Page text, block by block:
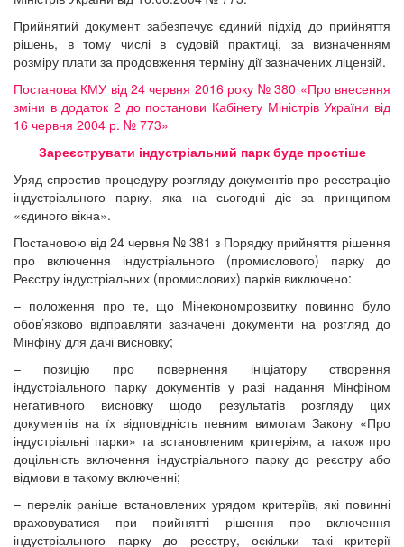
Прийнятий документ забезпечує єдиний підхід до прийняття
рішень, в тому числі в судовій практиці, за визначенням
розміру плати за продовження терміну дії зазначених ліцензій.
Постанова КМУ від 24 червня 2016 року № 380 «Про внесення
зміни в додаток 2 до постанови Кабінету Міністрів України від
16 червня 2004 р. № 773»
Зареєструвати індустріальний парк буде простіше
Уряд спростив процедуру розгляду документів про реєстрацію
індустріального парку, яка на сьогодні діє за принципом
«єдиного вікна».
Постановою від 24 червня № 381 з Порядку прийняття рішення
про включення індустріального (промислового) парку до
Реєстру індустріальних (промислових) парків виключено:
– положення про те, що Мінекономрозвитку повинно було
обов’язково відправляти зазначені документи на розгляд до
Мінфіну для дачі висновку;
– позицію про повернення ініціатору створення
індустріального парку документів у разі надання Мінфіном
негативного висновку щодо результатів розгляду цих
документів на їх відповідність певним вимогам Закону «Про
індустріальні парки» та встановленим критеріям, а також про
доцільність включення індустріального парку до реєстру або
відмови в такому включенні;
– перелік раніше встановлених урядом критеріїв, які повинні
враховуватися при прийнятті рішення про включення
індустріального парку до реєстру, оскільки такі критерії